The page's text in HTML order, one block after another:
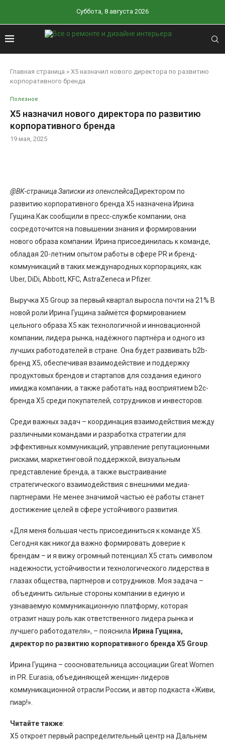
Суббота, 8 августа 2026
Главная страница » X5 назначил нового директора по развитию
корпоративного бренда
Полезное
X5 назначил нового директора по развитию
корпоративного бренда
19 мая, 2025
@ВК-страница Записки из опенспейсаДиректором по
развитию корпоративного бренда X5 назначена Ирина
Гущина.Как сообщили в пресс-службе компании, она
сосредоточится на повышении знания и формировании
нового образа компании. Ирина присоединилась к команде,
обладая 20-летним опытом работы в сфере PR и бренд-
коммуникаций в таких международных корпорациях, как
Uber, DiDi, Abbott, KFC, AstraZeneca и Pfizer.
Выручка X5 Group за первый квартал выросла почти на 21% В
новой роли Ирина Гущина займётся формированием
цельного образа Х5 как технологичной и инновационной
компании, лидера рынка, надёжного партнёра и одного из
лучших работодателей в стране. Она будет развивать b2b-
бренд X5, обеспечивая взаимодействие и поддержку
продуктовых брендов и стартапов для создания единого
имиджа компании, а также работать над восприятием b2c-
бренда Х5 среди покупателей, сотрудников и инвесторов.
Среди важных задач – координация взаимодействия между
различными командами и разработка стратегии для
эффективных коммуникаций, управление репутационными
рисками, маркетинговой поддержкой, визуальным
представление бренда, а также выстраивание
стратегического взаимодействия с внешними медиа-
партнерами. Не менее значимой частью её работы станет
достижение целей в сфере устойчивого развития.
«Для меня большая честь присоединиться к команде X5.
Сегодня как никогда важно формировать доверие к
брендам – и я вижу огромный потенциал X5 стать символом
надежности, устойчивости и технологического лидерства в
глазах общества, партнеров и сотрудников. Моя задача –
объединить сильные стороны компании в единую и
узнаваемую коммуникационную платформу, которая
отразит нашу роль как ответственного лидера рынка и
лучшего работодателя», – пояснила Ирина Гущина,
директор по развитию корпоративного бренда Х5 Group
Ирина Гущина – соосновательница ассоциации Great Women
in PR. Eurasia, объединяющей женщин-лидеров
коммуникационной отрасли России, и автор подкаста «Живи,
пиар!».
Читайте также:
X5 откроет первый распределительный центр на Дальнем